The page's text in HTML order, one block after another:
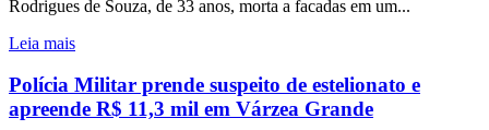
Rodrigues de Souza, de 33 anos, morta a facadas em um...
Leia mais
Polícia Militar prende suspeito de estelionato e
apreende R$ 11,3 mil em Várzea Grande